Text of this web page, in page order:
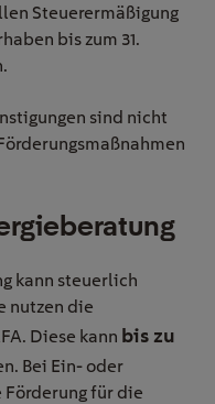
Steuerermäßigung
bis zum 31.
sind nicht
kann steuerlich
nutzen die
Diese kann bis zu
Bei Ein- oder
für die